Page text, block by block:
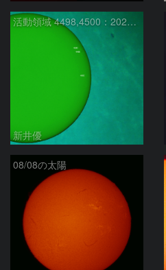
活動領域 4498,4500：2026/08/08
新井優
08/08の太陽